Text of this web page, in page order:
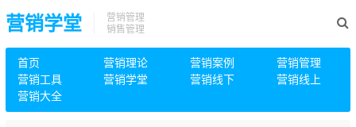
营销学堂
营销管理
销售管理
首页 营销理论 营销案例
营销管理
营销工具
营销学堂 营销线下
营销线上
营销大全